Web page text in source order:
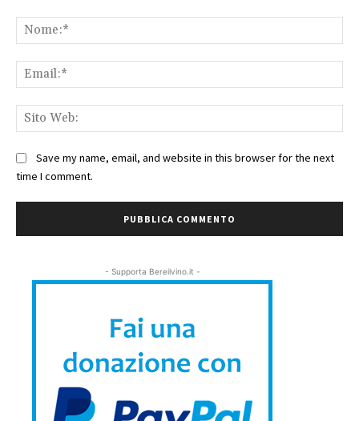
Save my name, email, and website in this browser for the next
time I comment.
- Supporta Bereilvino.it -